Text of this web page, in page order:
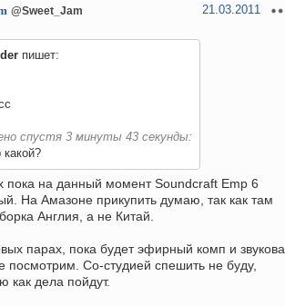
@Sweet_Jam 21.03.2011
пишет:
спустя 3 минуты 43 секунды:
пока на данный момент Soundcraft Emp 6
На Амазоне прикупить думаю, так как там
Англия, а не Китай.
парах, пока будет эфирный комп и
посмотрим. Со-студией спешить не буду,
как дела пойдут.